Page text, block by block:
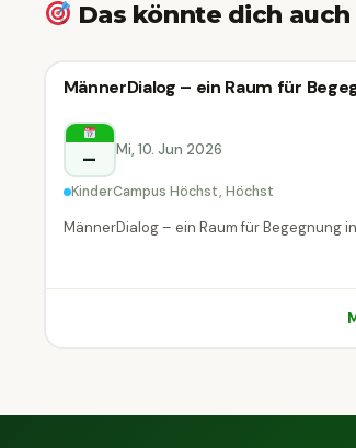
Das könnte dich
Vortrag & Seminar
Höchst
Vortrag & Seminar
MännerDialog – ein Raum für
– Mi, 10. Jun 2026
KinderCampus Höchst, Höchst
MännerDialog – ein Raum für Begegnung